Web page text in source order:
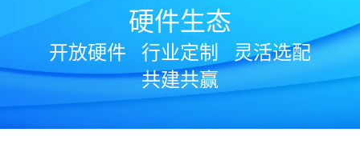
硬件生态
开放硬件 行业定制
灵活选配
共建共赢